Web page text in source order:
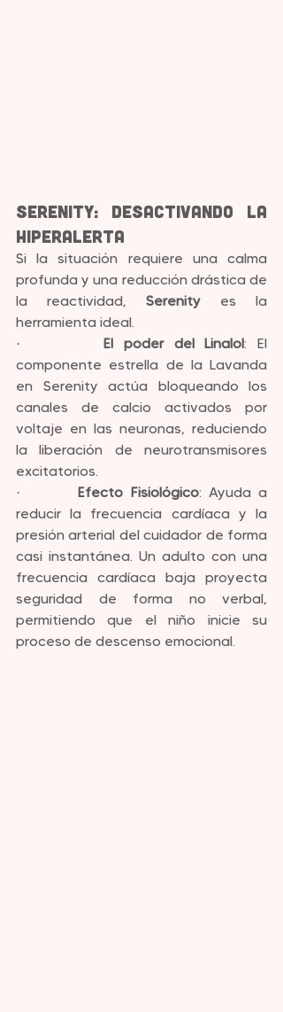
Serenity: Desactivando la
Hiperalerta
Si la situación requiere una calma
profunda y una reducción drástica de
la reactividad, Serenity es la
herramienta ideal.
· El poder del Linalol: El
componente estrella de la Lavanda
en Serenity actúa bloqueando los
canales de calcio activados por
voltaje en las neuronas, reduciendo
la liberación de neurotransmisores
excitatorios.
· Efecto Fisiológico: Ayuda a
reducir la frecuencia cardíaca y la
presión arterial del cuidador de forma
casi instantánea. Un adulto con una
frecuencia cardíaca baja proyecta
seguridad de forma no verbal,
permitiendo que el niño inicie su
proceso de descenso emocional.